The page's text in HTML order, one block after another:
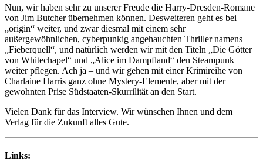
Nun, wir haben sehr zu unserer Freude die Harry-Dresden-Romane
von Jim Butcher übernehmen können. Desweiteren geht es bei
„origin“ weiter, und zwar diesmal mit einem sehr
außergewöhnlichen, cyberpunkig angehauchten Thriller namens
„Fieberquell“, und natürlich werden wir mit den Titeln „Die Götter
von Whitechapel“ und „Alice im Dampfland“ den Steampunk
weiter pflegen. Ach ja – und wir gehen mit einer Krimireihe von
Charlaine Harris ganz ohne Mystery-Elemente, aber mit der
gewohnten Prise Südstaaten-Skurrilität an den Start.
Vielen Dank für das Interview. Wir wünschen Ihnen und dem
Verlag für die Zukunft alles Gute.
Links: